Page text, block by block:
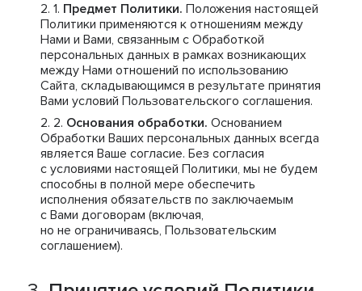
Предмет Политики. Положения настоящей
Политики применяются к отношениям между
Нами и Вами, связанным с Обработкой
персональных данных в рамках возникающих
между Нами отношений по использованию
Сайта, складывающимся в результате принятия
Вами условий Пользовательского соглашения.
Основания обработки. Основанием
Обработки Ваших персональных данных всегда
является Ваше согласие. Без согласия
с условиями настоящей Политики, мы не будем
способны в полной мере обеспечить
исполнения обязательств по заключаемым
с Вами договорам (включая,
но не ограничиваясь, Пользовательским
соглашением).